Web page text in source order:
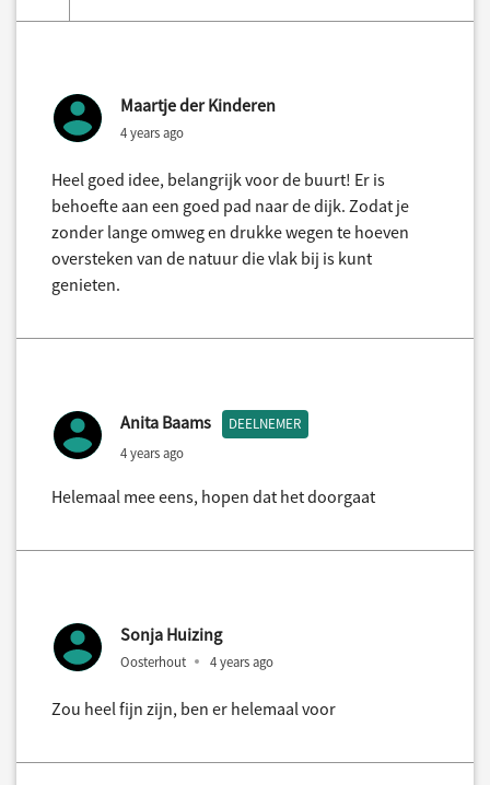
Maartje der Kinderen
4 years ago
Heel goed idee, belangrijk voor de buurt! Er is
behoefte aan een goed pad naar de dijk. Zodat je
zonder lange omweg en drukke wegen te hoeven
oversteken van de natuur die vlak bij is kunt
genieten.
Anita Baams DEELNEMER
4 years ago
Helemaal mee eens, hopen dat het doorgaat
Sonja Huizing
Oosterhout 4 years ago
Zou heel fijn zijn, ben er helemaal voor